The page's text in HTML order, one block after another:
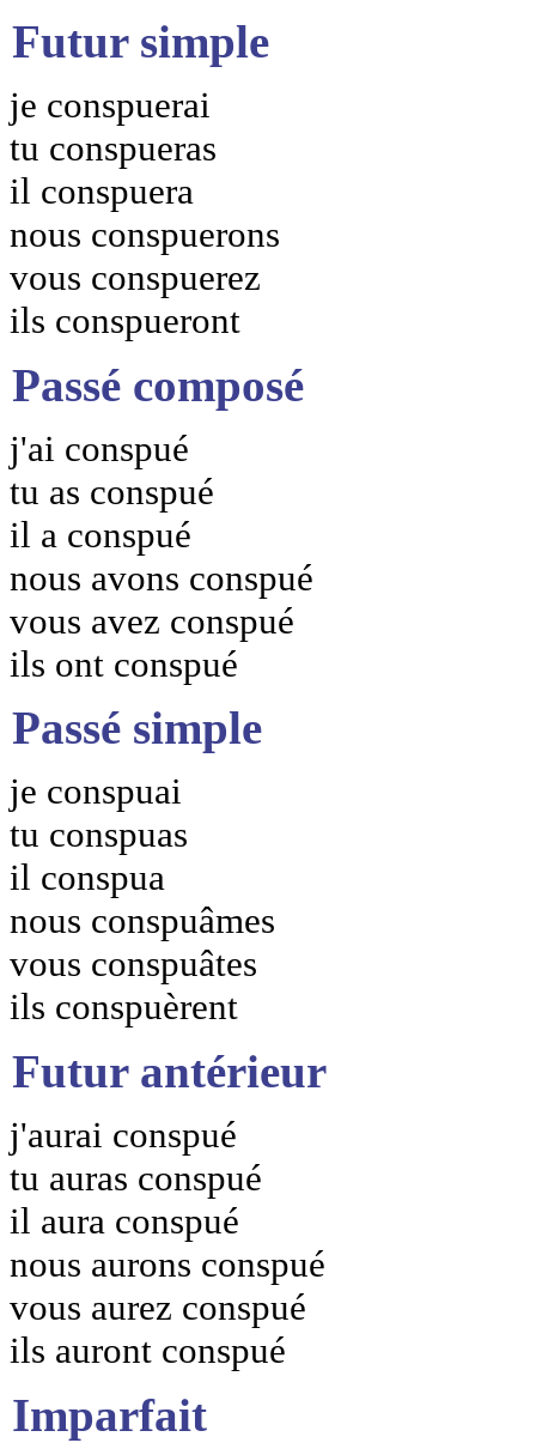
Futur simple
je conspuerai
tu conspueras
il conspuera
nous conspuerons
vous conspuerez
ils conspueront
Passé composé
j'ai conspué
tu as conspué
il a conspué
nous avons conspué
vous avez conspué
ils ont conspué
Passé simple
je conspuai
tu conspuas
il conspua
nous conspuâmes
vous conspuâtes
ils conspuèrent
Futur antérieur
j'aurai conspué
tu auras conspué
il aura conspué
nous aurons conspué
vous aurez conspué
ils auront conspué
Imparfait